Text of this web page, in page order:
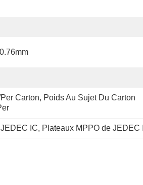
Carton, Poids Au Sujet Du Carton
IC, Plateaux MPPO de JEDEC